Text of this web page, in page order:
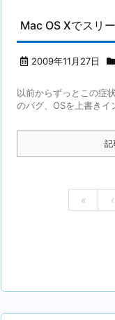
Mac OS Xでスリ
2009年11月27日
以前からずっとこの症
のバグ、OSを上書きイ
記
« ‹